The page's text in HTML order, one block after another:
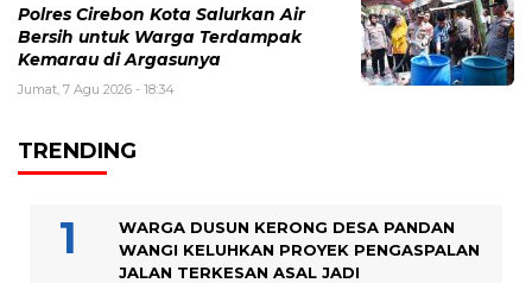
Polres Cirebon Kota Salurkan Air
Bersih untuk Warga Terdampak
Kemarau di Argasunya
Jumat, 7 Agu 2026 - 18:34
TRENDING
WARGA DUSUN KERONG DESA PANDAN
WANGI KELUHKAN PROYEK PENGASPALAN
JALAN TERKESAN ASAL JADI